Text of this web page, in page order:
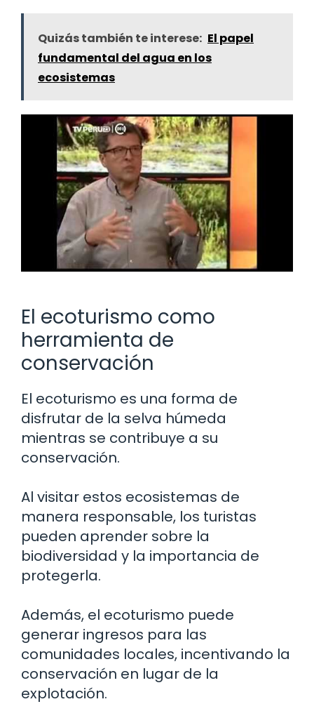
Quizás también te interese: El papel
fundamental del agua en los
ecosistemas
El ecoturismo como
herramienta de
conservación
El ecoturismo es una forma de
disfrutar de la selva húmeda
mientras se contribuye a su
conservación.
Al visitar estos ecosistemas de
manera responsable, los turistas
pueden aprender sobre la
biodiversidad y la importancia de
protegerla.
Además, el ecoturismo puede
generar ingresos para las
comunidades locales, incentivando la
conservación en lugar de la
explotación.